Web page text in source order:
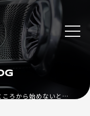
夢は信じるところから始めないといけないのよ。そうでないと叶うものも叶わなくなるからね